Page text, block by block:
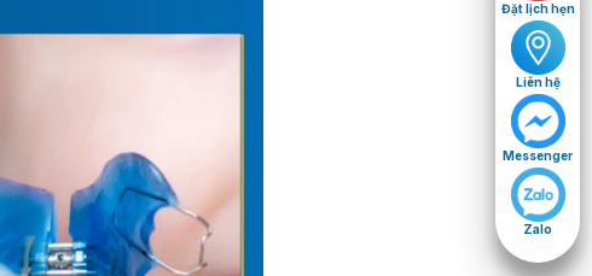
Đặt lịch hẹn
Liên hệ
Messenger
Zalo